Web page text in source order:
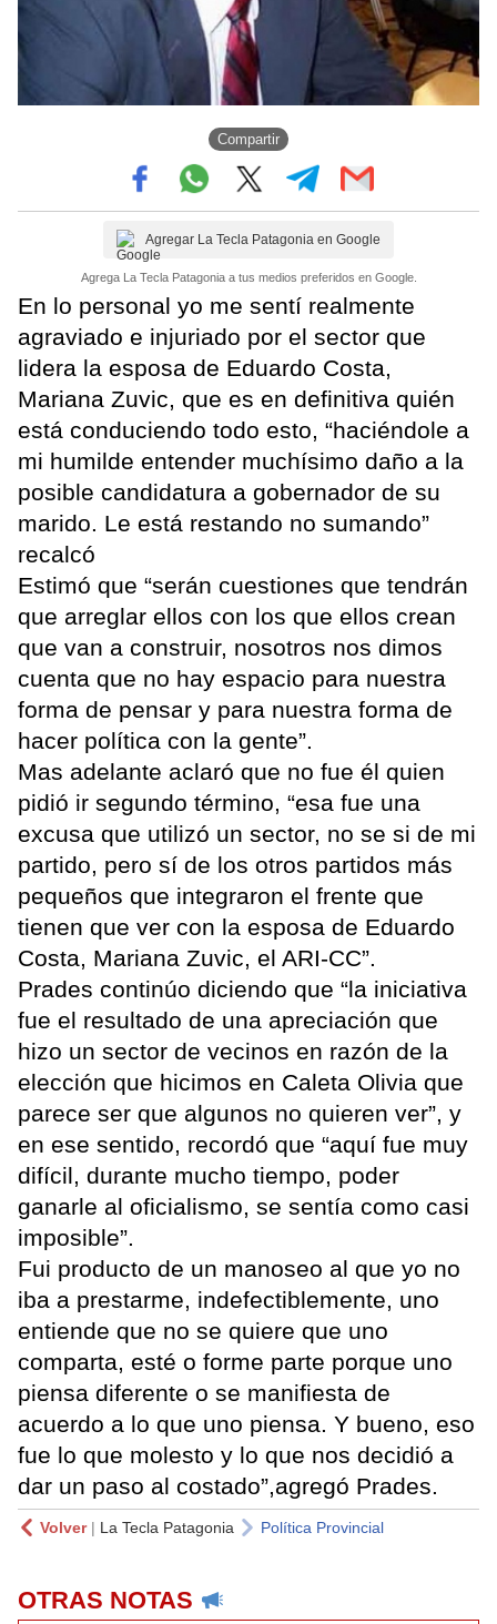
Compartir
Agregar La Tecla Patagonia en Google
Agrega La Tecla Patagonia a tus medios preferidos en Google.
En lo personal yo me sentí realmente
agraviado e injuriado por el sector que
lidera la esposa de Eduardo Costa,
Mariana Zuvic, que es en definitiva quién
está conduciendo todo esto, “haciéndole a
mi humilde entender muchísimo daño a la
posible candidatura a gobernador de su
marido. Le está restando no sumando”
recalcó
Estimó que “serán cuestiones que tendrán
que arreglar ellos con los que ellos crean
que van a construir, nosotros nos dimos
cuenta que no hay espacio para nuestra
forma de pensar y para nuestra forma de
hacer política con la gente”.
Mas adelante aclaró que no fue él quien
pidió ir segundo término, “esa fue una
excusa que utilizó un sector, no se si de mi
partido, pero sí de los otros partidos más
pequeños que integraron el frente que
tienen que ver con la esposa de Eduardo
Costa, Mariana Zuvic, el ARI-CC”.
Prades continúo diciendo que “la iniciativa
fue el resultado de una apreciación que
hizo un sector de vecinos en razón de la
elección que hicimos en Caleta Olivia que
parece ser que algunos no quieren ver”, y
en ese sentido, recordó que “aquí fue muy
difícil, durante mucho tiempo, poder
ganarle al oficialismo, se sentía como casi
imposible”.
Fui producto de un manoseo al que yo no
iba a prestarme, indefectiblemente, uno
entiende que no se quiere que uno
comparta, esté o forme parte porque uno
piensa diferente o se manifiesta de
acuerdo a lo que uno piensa. Y bueno, eso
fue lo que molesto y lo que nos decidió a
dar un paso al costado”,agregó Prades.
Volver| La Tecla Patagonia Política Provincial
OTRAS NOTAS